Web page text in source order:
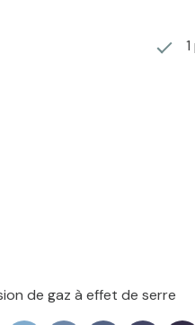
de gaz à effet de serre